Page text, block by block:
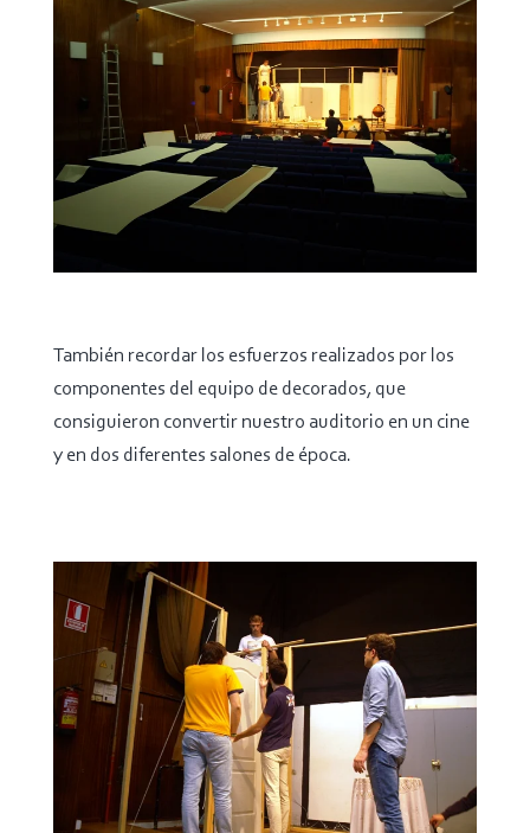
También recordar los esfuerzos realizados por los
componentes del equipo de decorados, que
consiguieron convertir nuestro auditorio en un cine
y en dos diferentes salones de época.